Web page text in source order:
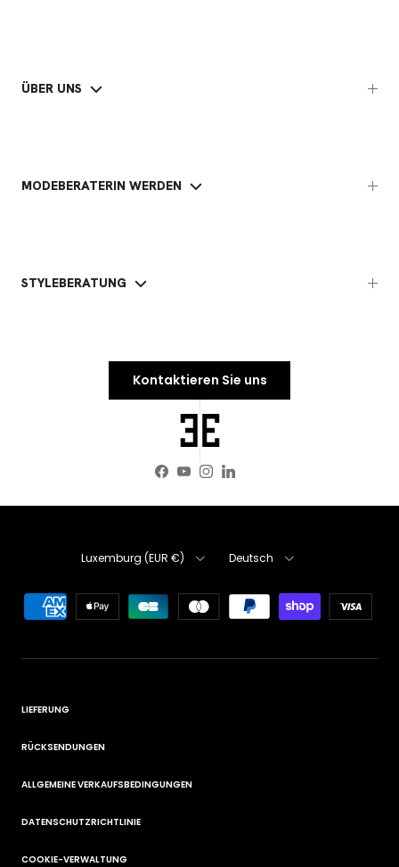
ÜBER UNS
MODEBERATERIN WERDEN
STYLEBERATUNG
Kontaktieren Sie uns
Facebook
YouTube
Instagram
LinkedIn
Land/Region
Luxemburg (EUR €) Deutsch
LIEFERUNG
RÜCKSENDUNGEN
ALLGEMEINE VERKAUFSBEDINGUNGEN
DATENSCHUTZRICHTLINIE
COOKIE-VERWALTUNG